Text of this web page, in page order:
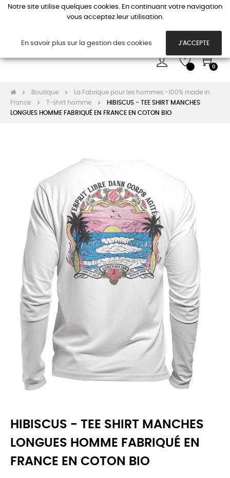
la
0
Boutique
La Fabrique pour les hommes -100% made in
France
T-shirt homme
HIBISCUS - TEE SHIRT MANCHES
LONGUES HOMME FABRIQUÉ EN FRANCE EN COTON BIO
HIBISCUS - TEE SHIRT MANCHES
LONGUES HOMME FABRIQUÉ EN
FRANCE EN COTON BIO
Notre site utilise quelques cookies. En continuant votre navigation
vous acceptez leur utilisation.
En savoir plus sur la gestion des cookies J'ACCEPTE